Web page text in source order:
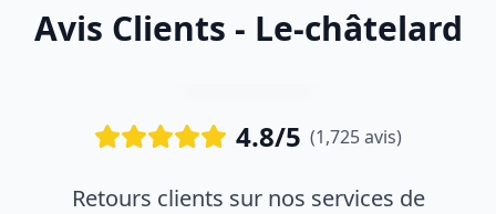
Avis Clients - Le-châtelard
4.8/5 (1,725 avis)
Retours clients sur nos services de